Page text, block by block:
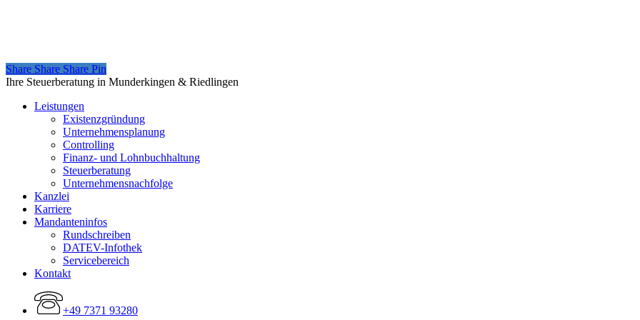
Share
Share Share Share Pin
Close
Ihre Steuerberatung in Munderkingen & Riedlingen
Leistungen
Existenzgründung
Unternehmensplanung
Controlling
Finanz- und Lohnbuchhaltung
Steuerberatung
Unternehmensnachfolge
Kanzlei
Karriere
Mandanteninfos
Rundschreiben
DATEV-Infothek
Servicebereich
Kontakt
+49 7371 93280